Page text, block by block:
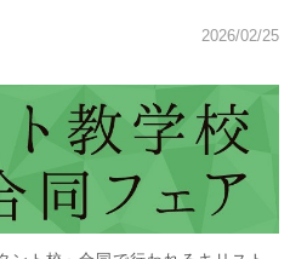
2026/02/25